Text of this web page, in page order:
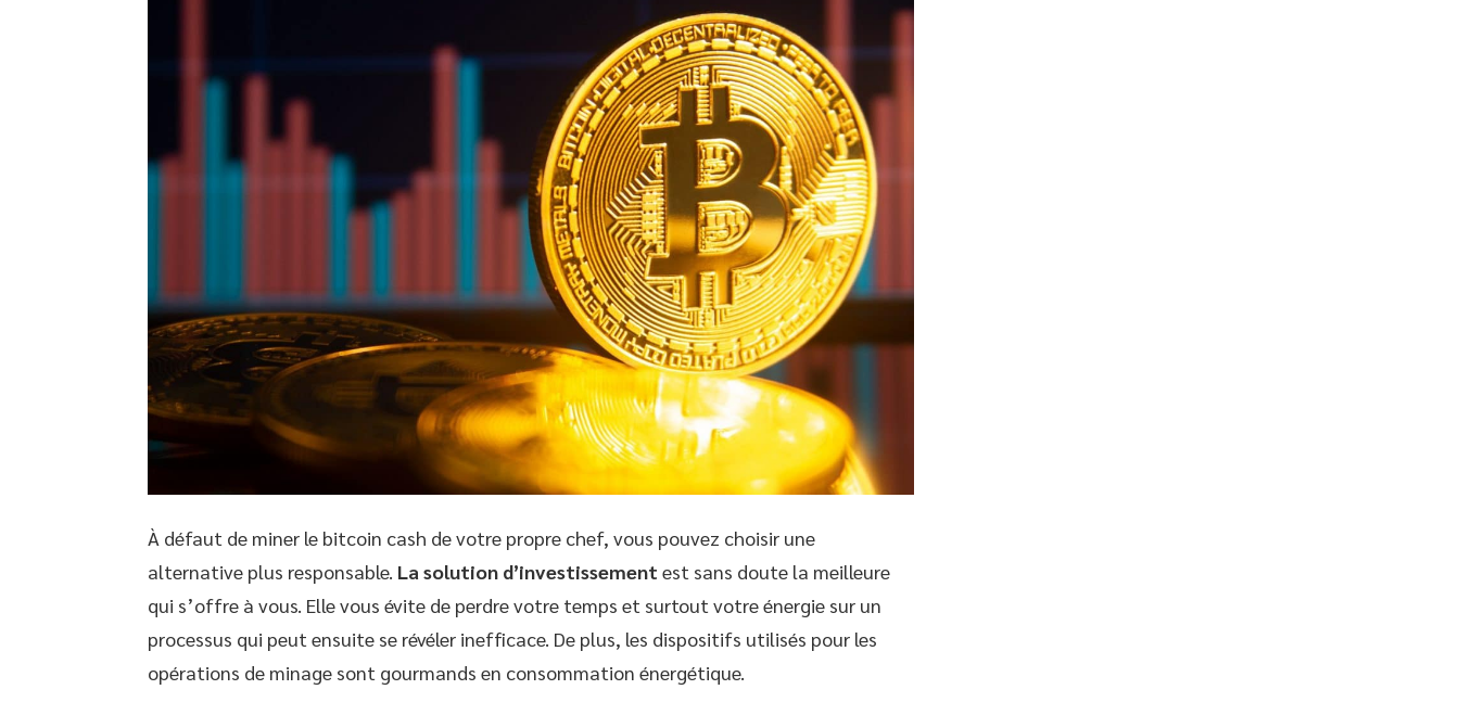
À défaut de miner le bitcoin cash de votre propre chef, vous pouvez choisir une
alternative plus responsable. La solution d’investissement est sans doute la meilleure
qui s’offre à vous. Elle vous évite de perdre votre temps et surtout votre énergie sur un
processus qui peut ensuite se révéler inefficace. De plus, les dispositifs utilisés pour les
opérations de minage sont gourmands en consommation énergétique.